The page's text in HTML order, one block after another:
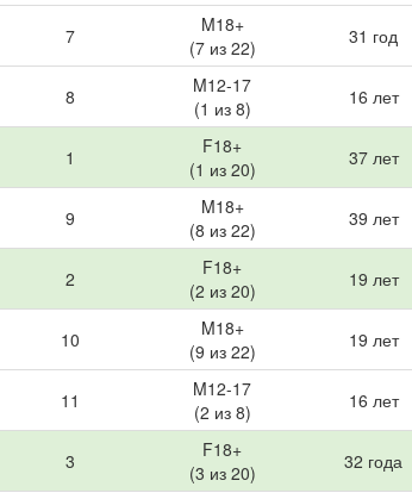
7
M18+
(7 из 22)
31 год
8
M12-17
(1 из 8)
16 лет
1
F18+
(1 из 20)
37 лет
9
M18+
(8 из 22)
39 лет
2
F18+
(2 из 20)
19 лет
10
M18+
(9 из 22)
19 лет
11
M12-17
(2 из 8)
16 лет
3
F18+
(3 из 20)
32 года